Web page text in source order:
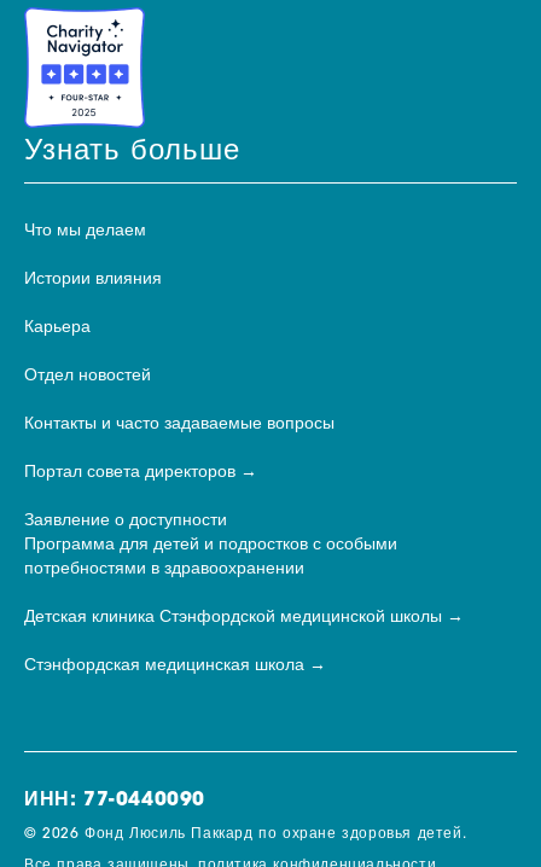
Узнать больше
Что мы делаем
Истории влияния
Карьера
Отдел новостей
Контакты и часто задаваемые вопросы
Портал совета директоров
Заявление о доступности
Программа для детей и подростков с особыми
потребностями в здравоохранении
Детская клиника Стэнфордской медицинской школы
Стэнфордская медицинская школа
ИНН: 77-0440090
© 2026 Фонд Люсиль Паккард по охране здоровья детей.